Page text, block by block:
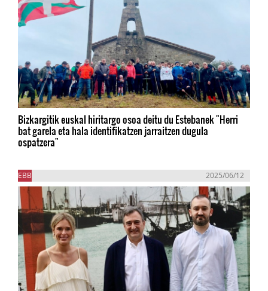
Bizkargitik euskal hiritargo osoa deitu du Estebanek "Herri
bat garela eta hala identifikatzen jarraitzen dugula
ospatzera"
EBB 2025/06/12